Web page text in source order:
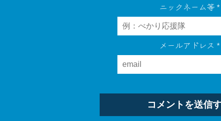
ニックネーム等*
メールアドレス *